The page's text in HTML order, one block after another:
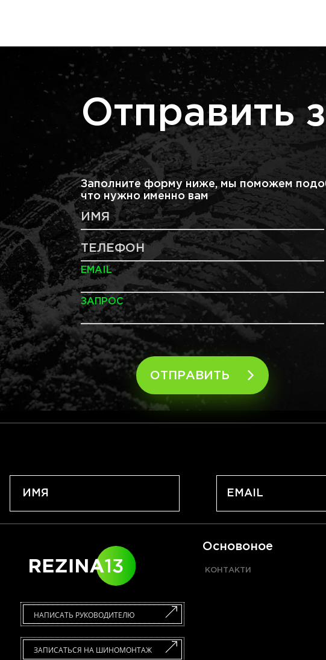
Отправить
Заполните форму ниже, мы поможем
что нужно именно вам
ИМЯ
ТЕЛЕФОН
EMAIL
ЗАПРОС
ОТПРАВИТЬ
НАПИСАТЬ РУКОВОДИТЕЛЮ
ЗАПИСАТЬСЯ НА ШИНОМОНТАЖ
Основоное
КОНТАКТИ